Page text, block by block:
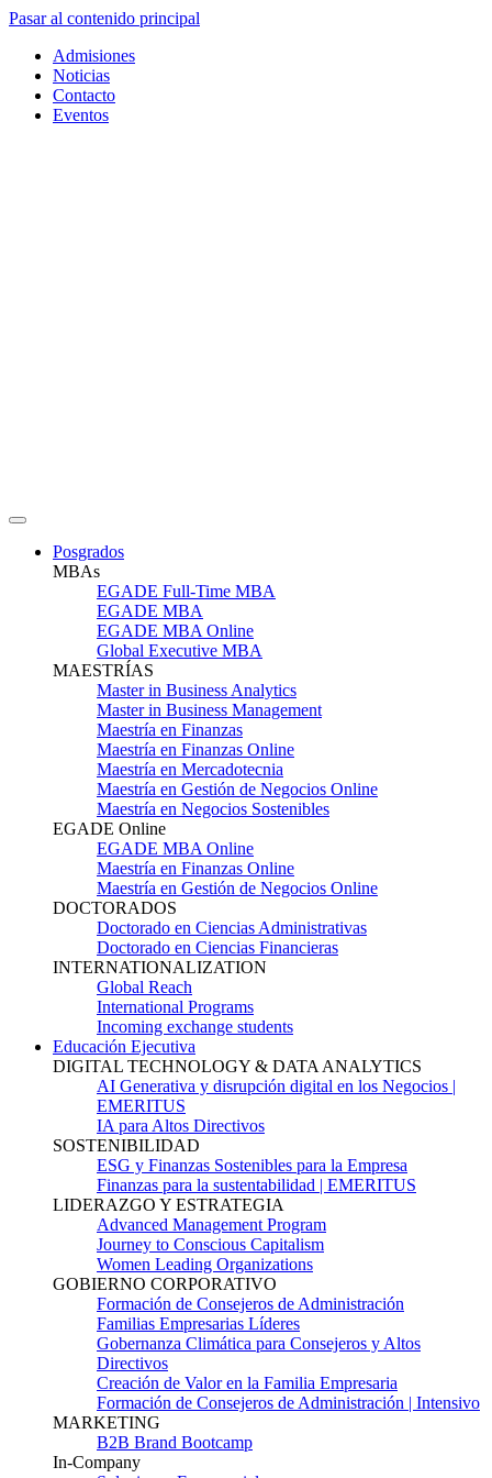
Pasar al contenido principal
Admisiones
Noticias
Contacto
Eventos
Posgrados
MBAs
EGADE Full-Time MBA
EGADE MBA
EGADE MBA Online
Global Executive MBA
MAESTRÍAS
Master in Business Analytics
Master in Business Management
Maestría en Finanzas
Maestría en Finanzas Online
Maestría en Mercadotecnia
Maestría en Gestión de Negocios Online
Maestría en Negocios Sostenibles
EGADE Online
EGADE MBA Online
Maestría en Finanzas Online
Maestría en Gestión de Negocios Online
DOCTORADOS
Doctorado en Ciencias Administrativas
Doctorado en Ciencias Financieras
INTERNATIONALIZATION
Global Reach
International Programs
Incoming exchange students
Educación Ejecutiva
DIGITAL TECHNOLOGY & DATA ANALYTICS
AI Generativa y disrupción digital en los Negocios |
EMERITUS
IA para Altos Directivos
SOSTENIBILIDAD
ESG y Finanzas Sostenibles para la Empresa
Finanzas para la sustentabilidad | EMERITUS
LIDERAZGO Y ESTRATEGIA
Advanced Management Program
Journey to Conscious Capitalism
Women Leading Organizations
GOBIERNO CORPORATIVO
Formación de Consejeros de Administración
Familias Empresarias Líderes
Gobernanza Climática para Consejeros y Altos
Directivos
Creación de Valor en la Familia Empresaria
Formación de Consejeros de Administración | Intensivo
MARKETING
B2B Brand Bootcamp
In-Company